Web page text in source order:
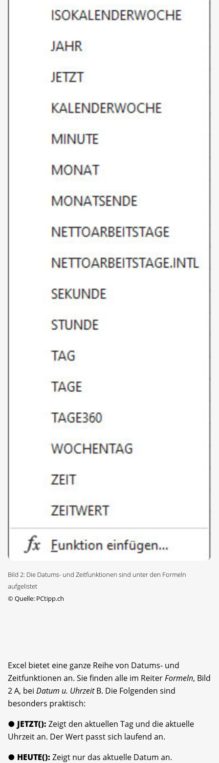
Bild 2: Die Datums- und Zeitfunktionen sind unter den Formeln
aufgelistet
©Quelle: PCtipp.ch
Excel bietet eine ganze Reihe von Datums- und
Zeitfunktionen an. Sie finden alle im ReiterFormeln, Bild
2 A, bei Datum u. UhrzeitB. Die Folgenden sind
besonders praktisch:
● JETZT(): Zeigt den aktuellen Tag und die aktuelle
Uhrzeit an. Der Wert passt sich laufend an.
● HEUTE(): Zeigt nur das aktuelle Datum an.